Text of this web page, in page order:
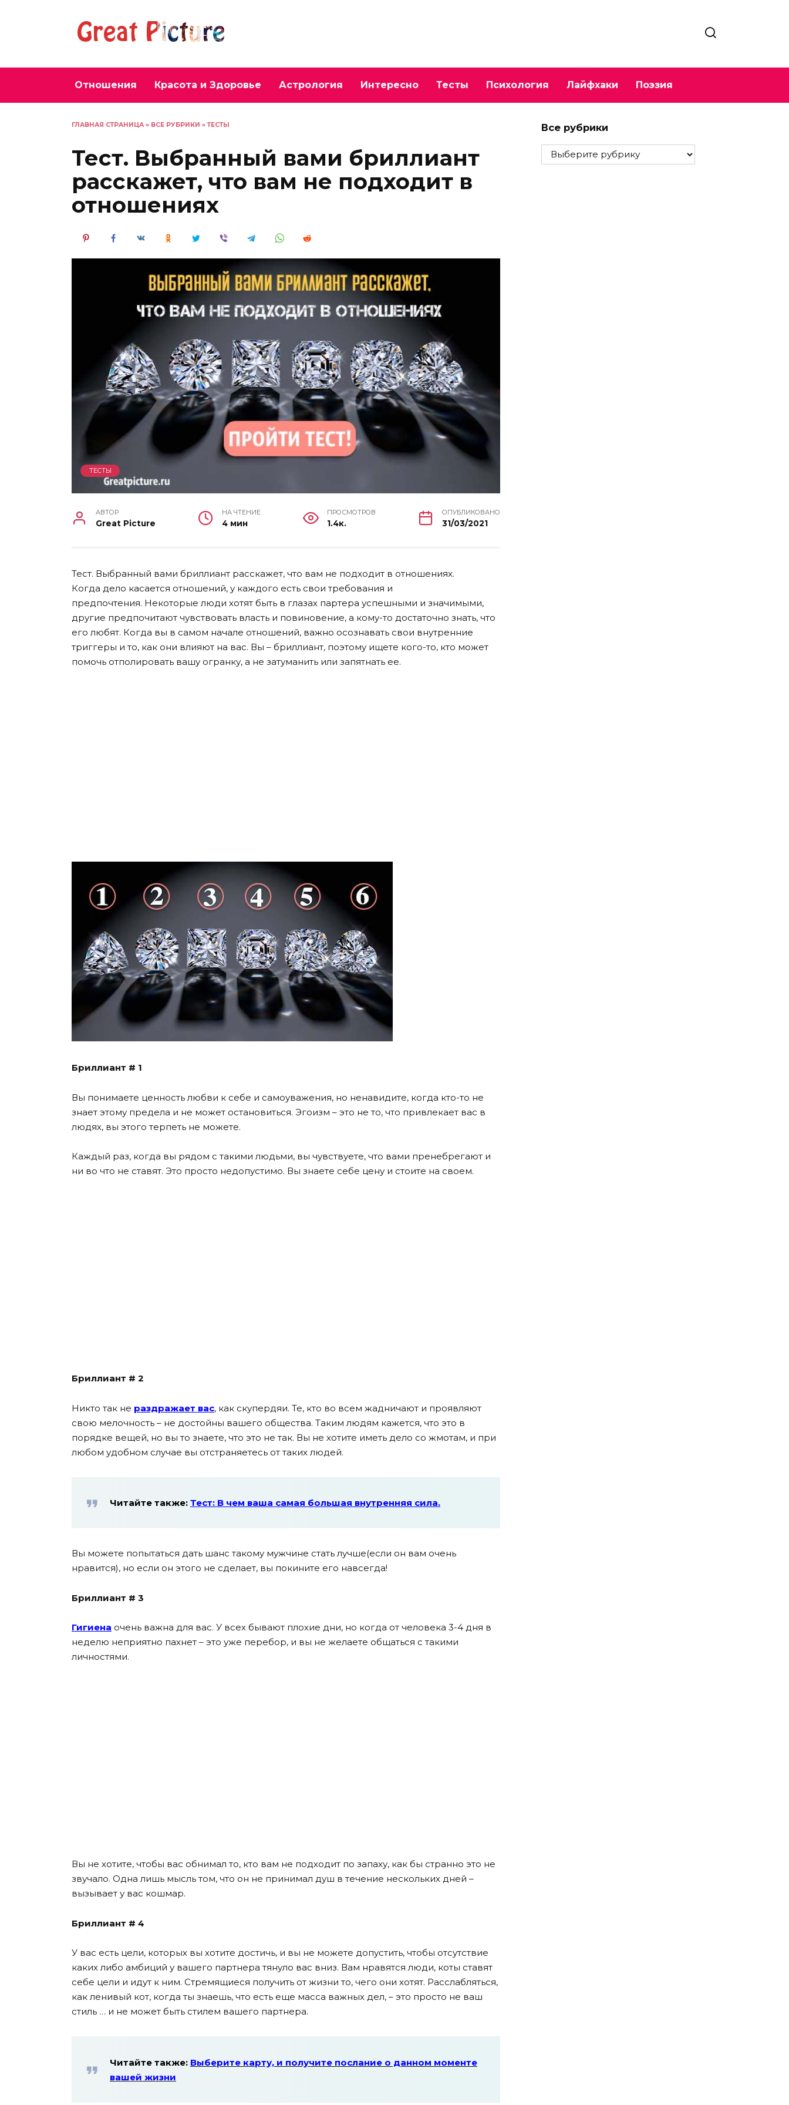
Отношения Красота и Здоровье Астрология Интересно Тесты Психология Лайфхаки Поэзия
ГЛАВНАЯ СТРАНИЦА » ВСЕ РУБРИКИ »ТЕСТЫ
Тест. Выбранный вами бриллиант
расскажет, что вам не подходит в
отношениях
ТЕСТЫ
АВТОР
Great Picture
НА ЧТЕНИЕ
4 мин
ПРОСМОТРОВ
1.4к.
ОПУБЛИКОВАНО
31/03/2021
Тест. Выбранный вами бриллиант расскажет, что вам не подходит в отношениях.
Когда дело касается отношений, у каждого есть свои требования и
предпочтения. Некоторые люди хотят быть в глазах партера успешными и значимыми,
другие предпочитают чувствовать власть и повиновение, а кому-то достаточно знать, что
его любят. Когда вы в самом начале отношений, важно осознавать свои внутренние
триггеры и то, как они влияют на вас. Вы – бриллиант, поэтому ищете кого-то, кто может
помочь отполировать вашу огранку, а не затуманить или запятнать ее.
Бриллиант # 1
Вы понимаете ценность любви к себе и самоуважения, но ненавидите, когда кто-то не
знает этому предела и не может остановиться. Эгоизм – это не то, что привлекает вас в
людях, вы этого терпеть не можете.
Каждый раз, когда вы рядом с такими людьми, вы чувствуете, что вами пренебрегают и
ни во что не ставят. Это просто недопустимо. Вы знаете себе цену и стоите на своем.
Бриллиант # 2
Никто так не раздражает вас, как скупердяи. Те, кто во всем жадничают и проявляют
свою мелочность – не достойны вашего общества. Таким людям кажется, что это в
порядке вещей, но вы то знаете, что это не так. Вы не хотите иметь дело со жмотам, и при
любом удобном случае вы отстраняетесь от таких людей.
Читайте также: Тест: В чем ваша самая большая внутренняя сила.
Вы можете попытаться дать шанс такому мужчине стать лучше(если он вам очень
нравится), но если он этого не сделает, вы покините его навсегда!
Бриллиант # 3
Гигиена очень важна для вас. У всех бывают плохие дни, но когда от человека 3-4 дня в
неделю неприятно пахнет – это уже перебор, и вы не желаете общаться с такими
личностями.
Вы не хотите, чтобы вас обнимал то, кто вам не подходит по запаху, как бы странно это не
звучало. Одна лишь мысль том, что он не принимал душ в течение нескольких дней –
вызывает у вас кошмар.
Бриллиант # 4
У вас есть цели, которых вы хотите достичь, и вы не можете допустить, чтобы отсутствие
каких либо амбиций у вашего партнера тянуло вас вниз. Вам нравятся люди, коты ставят
себе цели и идут к ним. Стремящиеся получить от жизни то, чего они хотят. Расслабляться,
как ленивый кот, когда ты знаешь, что есть еще масса важных дел, – это просто не ваш
стиль … и не может быть стилем вашего партнера.
Читайте также: Выберите карту, и получите послание о данном моменте
вашей жизни
Все рубрики
Все
рубрики